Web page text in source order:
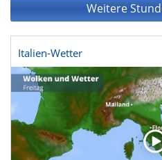
Weitere
Italien-Wetter